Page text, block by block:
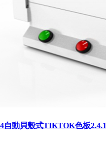
自動貝殼式TIKTOK色板2.4.1